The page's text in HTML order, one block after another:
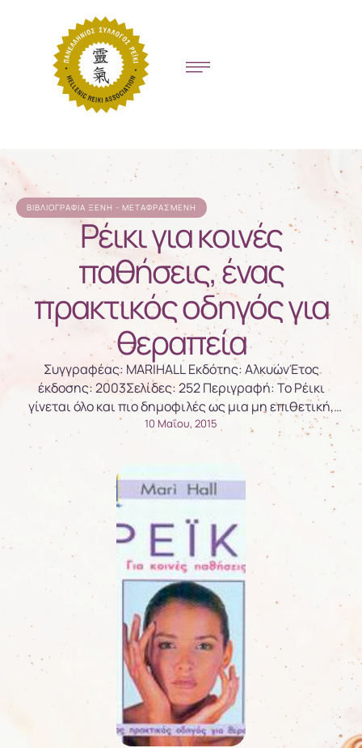
ΒΙΒΛΙΟΓΡΑΦΊΑ ΞΈΝΗ - ΜΕΤΑΦΡΑΣΜΈΝΗ
Ρέικι για κοινές
παθήσεις, ένας
πρακτικός οδηγός για
θεραπεία
Συγγραφέας: MARIHALL Εκδότης: ΑλκυώνΈτος
έκδοσης: 2003Σελίδες: 252 Περιγραφή: Το Ρέικι
γίνεται όλο και πιο δημοφιλές ως μια μη επιθετική,
άλλα, ωστόσο, δυναμική μέθοδος φυσικής θεραπείας.
10 Μαΐου, 2015